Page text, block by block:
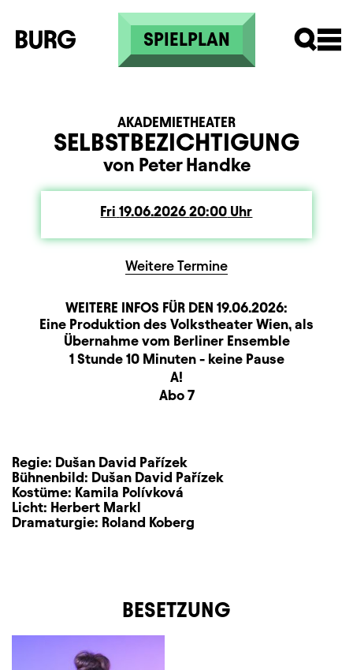
Skip to main content
SPIELPLAN
SELBSTBEZICHTIGUNG
AKADEMIETHEATER
von Peter Handke
Fri Friday
19.06.202620:00 Uhr
Weitere Termine
WEITERE INFOS FÜR DEN 19.06.2026:
BeschreibungInformation
Produktionspartner
Eine Produktion des Volkstheater Wien, als
Übernahme vom Berliner Ensemble
Dauer und Pausen
1 Stunde 10 Minuten - keine Pause
A!
Abo 7
Regie: Dušan David Pařízek
Bühnenbild: Dušan David Pařízek
Kostüme: Kamila Polívková
Licht: Herbert Markl
Dramaturgie: Roland Koberg
BESETZUNG